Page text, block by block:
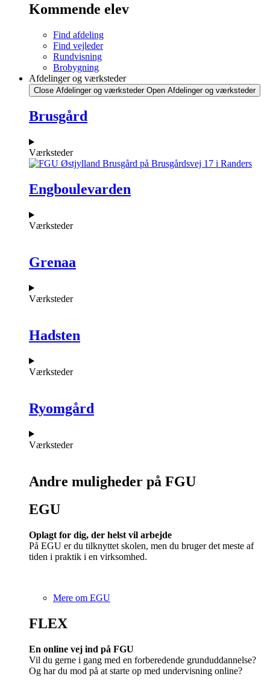
Kommende elev
Find afdeling
Find vejleder
Rundvisning
Brobygning
Afdelinger og værksteder
Close Afdelinger og værksteder Open Afdelinger og værksteder
Brusgård
Værksteder
Engboulevarden
Værksteder
Grenaa
Værksteder
Hadsten
Værksteder
Ryomgård
Værksteder
Andre muligheder på FGU
EGU​
Oplagt for dig, der helst vil arbejde
På EGU er du tilknyttet skolen, men du bruger det meste af
tiden i praktik i en virksomhed.
Mere om EGU
FLEX
En online vej ind på FGU
Vil du gerne i gang med en forberedende grunduddannelse?
Og har du mod på at starte op med undervisning online?